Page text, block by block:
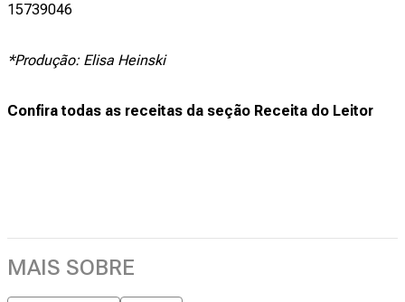
15739046
*Produção: Elisa Heinski
Confira todas as receitas da seção Receita do Leitor
MAIS SOBRE